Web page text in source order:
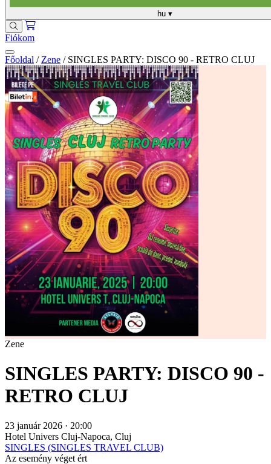
hu ▾
Fiókom
Főoldal / Zene / SINGLES PARTY: DISCO 90 - RETRO CLUJ
Zene
SINGLES PARTY: DISCO 90 -
RETRO CLUJ
23 január 2026 · 20:00
Hotel Univers Cluj-Napoca, Cluj
SINGLES (SINGLES TRAVEL CLUB)
Az esemény véget ért